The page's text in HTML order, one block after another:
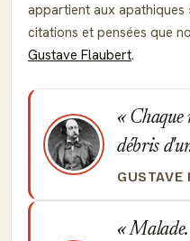
appartient aux apathiques
citations et pensées que
Gustave Flaubert.
Chaque
débris
GUSTAVE
Malade.